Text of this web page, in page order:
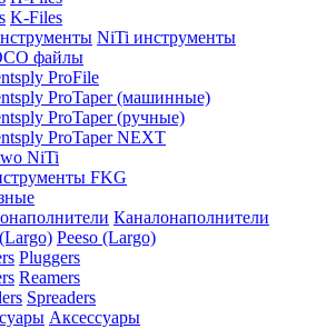
K-Files
NiTi инструменты
файлы
ProFile
ProTaper (машинные)
ProTaper (ручные)
ProTaper NEXT
NiTi
FKG
Каналонаполнители
Peeso (Largo)
Pluggers
Reamers
Spreaders
Аксессуары